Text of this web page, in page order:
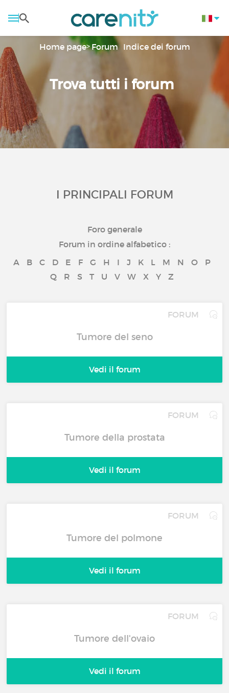
Home page Forum Indice dei forum
Trova tutti i forum
I PRINCIPALI FORUM
Foro generale
Forum in ordine alfabetico :
A
B C D E F G H I J K L M N O
P
Q
R S T U V W X Y Z
FORUM
Tumore del seno
Vedi il forum
FORUM
Tumore della prostata
Vedi il forum
FORUM
Tumore del polmone
Vedi il forum
FORUM
Tumore dell'ovaio
Vedi il forum